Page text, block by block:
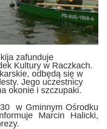
zafunduje
Kultury w Raczkach.
odbędą się w
Jego uczestnicy
okonie i szczupaki.
w Gminnym Ośrodku
Marcin Halicki,